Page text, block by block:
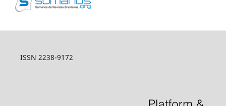
ISSN 2238-9172